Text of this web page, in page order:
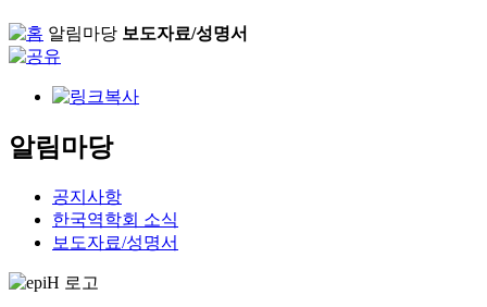
알림마당 보도자료/성명서
알림마당
공지사항
한국역학회 소식
보도자료/성명서